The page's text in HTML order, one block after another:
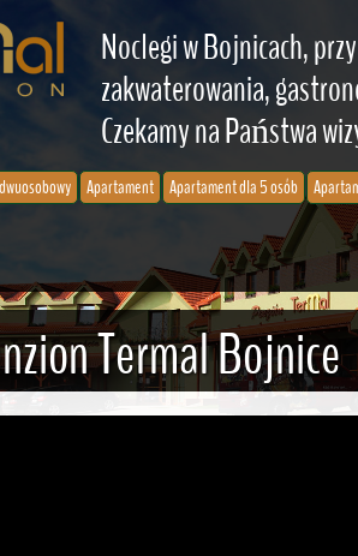
Noclegi w Bojnicach,
zakwaterowania,
Czekamy na Państwa
Apartament Apartament dla 5 osób
Termal Bojnice